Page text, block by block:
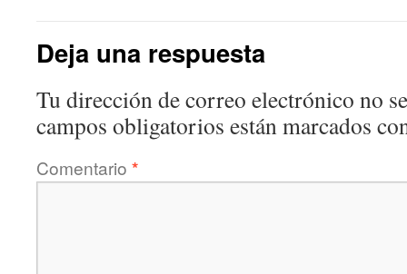
Deja una respuesta
Tu dirección de correo electrónico no
campos obligatorios están marcados
Comentario *